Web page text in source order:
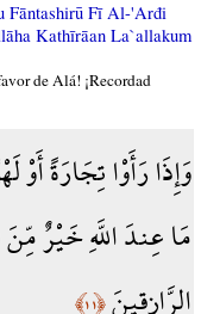
Fāntashirū Fī Al-'Arđi
Kathīrāan La`allakum
de Alá! ¡Recordad
وَإِذَا رَأَوْا تِجَارَةً أَوْ
مَا عِندَ اللَّهِ خَيْرٌ مِّنَ
الرَّازِقِينَ﴿١١﴾